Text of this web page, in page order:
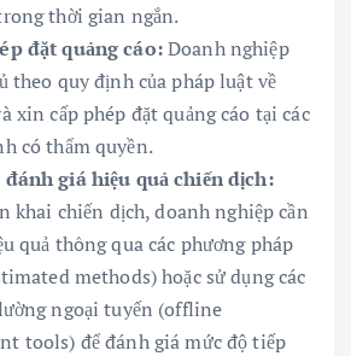
thời gian ngắn.
đặt quảng cáo:Doanh nghiệp
theo quy định của pháp luật về
xin cấp phép đặt quảng cáo tại các
có thẩm quyền.
đánh giá hiệu quả chiến dịch:
khai chiến dịch, doanh nghiệp cần
quả thông qua các phương pháp
methods) hoặc sử dụng các
ngoại tuyến (offline
tools) để đánh giá mức độ tiếp